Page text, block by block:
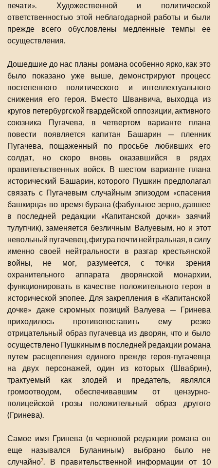
печати». Художественной и политической
ответственностью этой неблагодарной работы и были
прежде всего обусловлены медленные темпы ее
осуществления.
Дошедшие до нас планы романа особенно ярко, как это
было показано уже выше, демонстрируют процесс
постепенного политического и интеллектуального
снижения его героя. Вместо Шванвича, выходца из
кругов петербургской гвардейской оппозиции, активного
союзника Пугачева, в четвертом варианте плана
повести появляется капитан Башарин — пленник
Пугачева, пощаженный по просьбе любивших его
солдат, но скоро вновь оказавшийся в рядах
правительственных войск. В шестом варианте плана
исторический Башарин, которого Пушкин предполагал
связать с Пугачевым случайным эпизодом «спасения
башкирца» во время бурана (фабульное зерно, давшее
в последней редакции «Капитанской дочки» заячий
тулупчик), заменяется безличным Валуевым, но и этот
невольный пугачевец, фигура почти нейтральная, в силу
именно своей нейтральности в разгар крестьянской
войны, не мог, разумеется, с точки зрения
охранительного аппарата дворянской монархии,
функционировать в качестве положительного героя в
исторической эпопее. Для закрепления в «Капитанской
дочке» даже скромных позиций Валуева — Гринева
приходилось противопоставить ему резко
отрицательный образ пугачевца из дворян, что и было
осуществлено Пушкиным в последней редакции романа
путем расщепления единого прежде героя-пугачевца
на двух персонажей, один из которых (Швабрин),
трактуемый как злодей и предатель, являлся
громоотводом, обеспечивавшим от цензурно-
полицейской грозы положительный образ другого
(Гринева).
Самое имя Гринева (в черновой редакции романа он
еще назывался Буланиным) выбрано было не
случайно7. В правительственной информации от 10